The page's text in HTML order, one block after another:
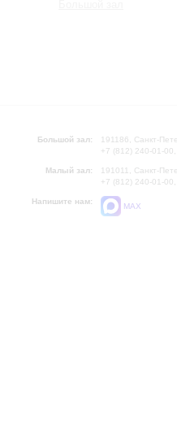
Большой зал:
191186, Санкт-
+7 (812) 240-01-
Малый зал:
191011, Санкт-
+7 (812) 240-01-
Напишите нам:
MAX